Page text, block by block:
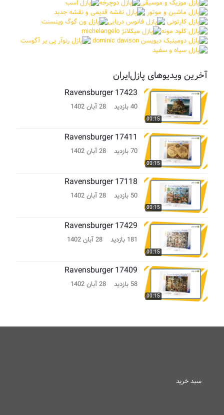
آخرین ویدیوهای پازل‌ایران
00:15
Ravensburger 17423
40 بازدید 28 آبان 1402
00:15
Ravensburger 17411
70 بازدید 28 آبان 1402
00:15
Ravensburger 17118
50 بازدید 28 آبان 1402
00:15
Ravensburger 17429
181 بازدید 28 آبان 1402
00:15
Ravensburger 17409
58 بازدید 28 آبان 1402
سبد خرید